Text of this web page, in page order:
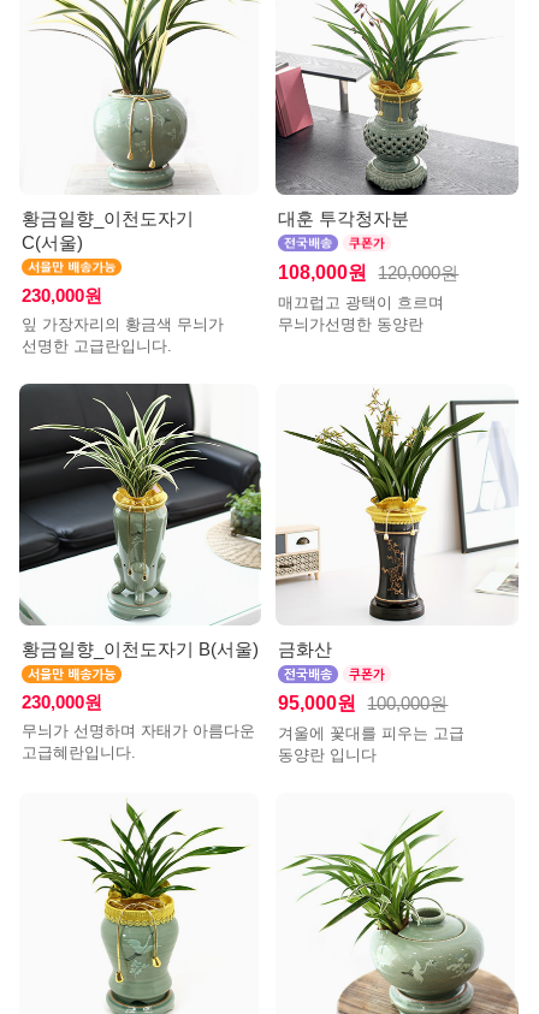
황금일향_이천도자기
C(서울)
230,000원
잎 가장자리의 황금색 무늬가
선명한 고급란입니다.
대훈 투각청자분
108,000원 120,000원
매끄럽고 광택이 흐르며
무늬가선명한 동양란
황금일향_이천도자기 B(서울)
230,000원
무늬가 선명하며 자태가 아름다운
고급혜란입니다.
금화산
95,000원 100,000원
겨울에 꽃대를 피우는 고급
동양란 입니다